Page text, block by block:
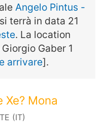
Angelo Pintus -
terrà in data 21
. La location
Gaber 1
arrivare].
Xe? Mona
(IT)